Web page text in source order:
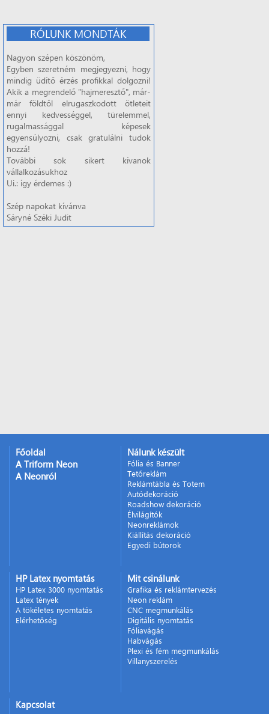
RÓLUNK MONDTÁK
Nagyon szépen köszönöm,
Egyben szeretném megjegyezni, hogy
mindig üdítő érzés profikkal dolgozni!
Akik a megrendelő "hajmeresztő", már-
már földtől elrugaszkodott ötleteit
ennyi kedvességgel, türelemmel,
rugalmassággal képesek
egyensúlyozni, csak gratulálni tudok
hozzá!
További sok sikert kívanok
vállalkozásukhoz
Ui.: így érdemes :)
Szép napokat kívánva
Sáryné Széki Judit
Főoldal
A Triform Neon
A Neonról
Nálunk készült
Fólia és Banner
Tetőreklám
Reklámtábla és Totem
Autódekoráció
Roadshow dekoráció
Élvilágítók
Neonreklámok
Kiállítás dekoráció
Egyedi bútorok
HP Latex nyomtatás
HP Latex 3000 nyomtatás
Latex tények
A tökéletes nyomtatás
Elérhetőség
Mit csinálunk
Grafika és reklámtervezés
Neon reklám
CNC megmunkálás
Digitális nyomtatás
Fóliavágás
Habvágás
Plexi és fém megmunkálás
Villanyszerelés
Kapcsolat